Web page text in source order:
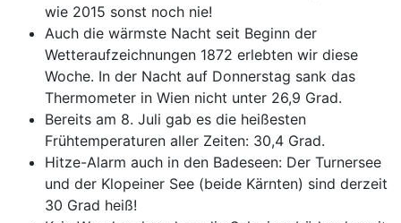
wie 2015 sonst noch nie!
Auch die wärmste Nacht seit Beginn der
Wetteraufzeichnungen 1872 erlebten wir diese
Woche. In der Nacht auf Donnerstag sank das
Thermometer in Wien nicht unter 26,9 Grad.
Bereits am 8. Juli gab es die heißesten
Frühtemperaturen aller Zeiten: 30,4 Grad.
Hitze-Alarm auch in den Badeseen: Der Turnersee
und der Klopeiner See (beide Kärnten) sind derzeit
30 Grad heiß!